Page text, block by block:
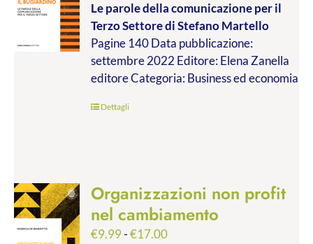
prezzo:
da
€9.99
a
€19.00
Le parole della comunicazione per il
Terzo Settoredi Stefano Martello
Pagine 140 Data pubblicazione:
settembre 2022 Editore: Elena Zanella
editore Categoria: Business ed economia
Dettagli
Organizzazioni non profit
nel cambiamento
€9.99-€17.00Fascia